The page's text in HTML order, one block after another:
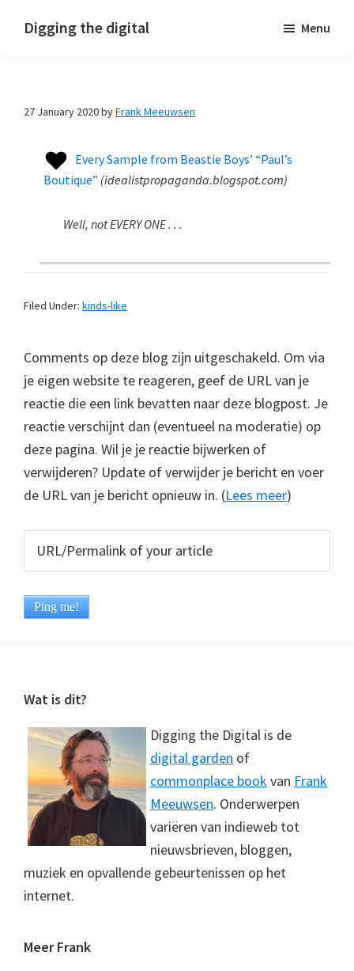
Digging the digital Menu
27 January 2020byFrank Meeuwsen
Every Sample from Beastie Boys’ “Paul’s
Boutique” (idealistpropaganda.blogspot.com)
Well, not EVERY ONE . . .
Filed Under: kinds-like
Comments op deze blog zijn uitgeschakeld. Om via
je eigen website te reageren, geef de URL van je
reactie die een link bevatten naar deze blogpost. Je
reactie verschijnt dan (eventueel na moderatie) op
deze pagina. Wil je je reactie bijwerken of
verwijderen? Update of verwijder je bericht en voer
de URL van je bericht opnieuw in. (Lees meer)
Footer
Wat is dit?
Digging the Digital is de
digital garden of
commonplace bookvan Frank
Meeuwsen. Onderwerpen
variëren van indieweb tot
nieuwsbrieven, bloggen,
muziek en opvallende gebeurtenissen op het
internet.
Meer Frank